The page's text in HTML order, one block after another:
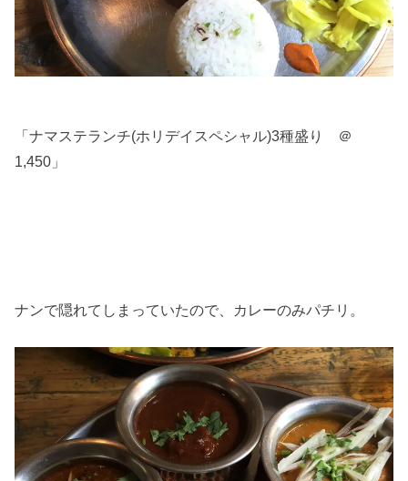
「ナマステランチ(ホリデイスペシャル)3種盛り ＠
1,450」
ナンで隠れてしまっていたので、カレーのみパチリ。